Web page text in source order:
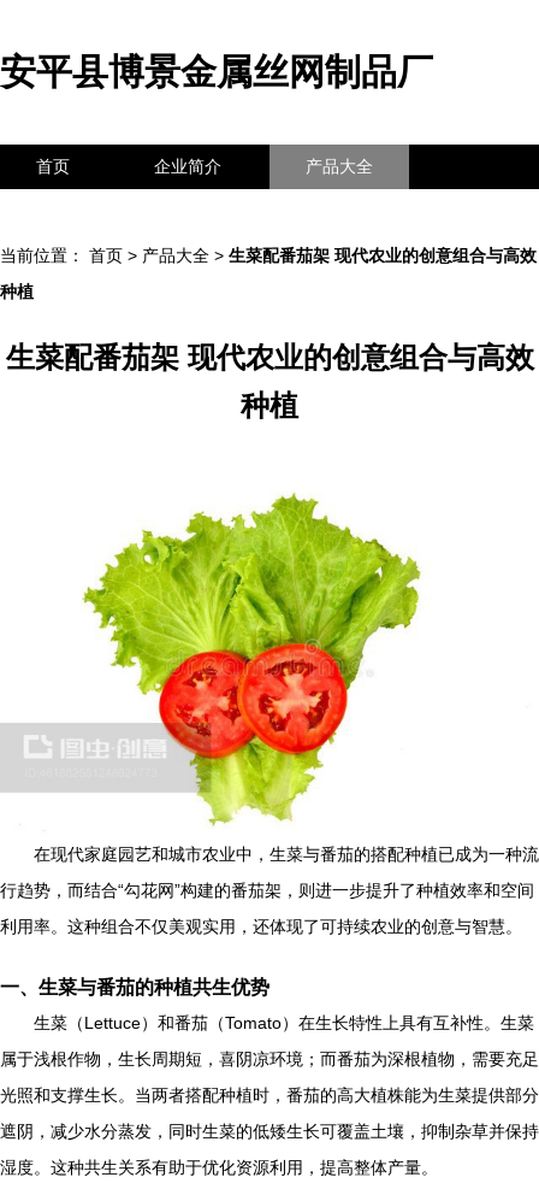
安平县博景金属丝网制品厂
首页 企业简介 产品大全
当前位置： 首页 > 产品大全 > 生菜配番茄架 现代农业的创意组合与高效
种植
生菜配番茄架 现代农业的创意组合与高效
种植
在现代家庭园艺和城市农业中，生菜与番茄的搭配种植已成为一种流
行趋势，而结合“勾花网”构建的番茄架，则进一步提升了种植效率和空间
利用率。这种组合不仅美观实用，还体现了可持续农业的创意与智慧。
一、生菜与番茄的种植共生优势
生菜（Lettuce）和番茄（Tomato）在生长特性上具有互补性。生菜
属于浅根作物，生长周期短，喜阴凉环境；而番茄为深根植物，需要充足
光照和支撑生长。当两者搭配种植时，番茄的高大植株能为生菜提供部分
遮阴，减少水分蒸发，同时生菜的低矮生长可覆盖土壤，抑制杂草并保持
湿度。这种共生关系有助于优化资源利用，提高整体产量。